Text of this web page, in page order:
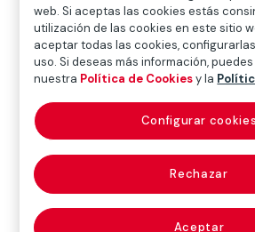
apertura del
oral (oral
Trámite del procedimiento penal, en
el juez o tribunal, una vez instruida
continuación para el
Véase
web. Si aceptas las cookies estás
utilización de las cookies en este sitio
aceptar todas las cookies,
uso. Si deseas más información,
nuestra Política de Cookiesy la
Rechazar
Aceptar
Configurar cookies